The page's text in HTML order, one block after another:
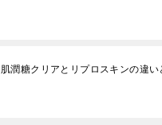
肌潤糖クリアとリプロスキンの違い